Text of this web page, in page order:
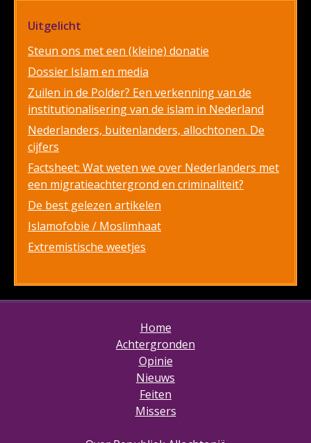
Uitgelicht
Steun ons met een (kleine) donatie
Dossier Islam en media
Zuilen in de Polder? Een verkenning van de
institutionalisering van de islam in Nederland
Nederlanders, buitenlanders, allochtonen. De
cijfers
Factsheet: Wat weten we over Nederlanders met
een migratieachtergrond en criminaliteit?
De best gelezen artikelen
Islamofobie / Moslimhaat
Extremistische weetjes
Home
Achtergronden
Opinie
Nieuws
Feiten
Missers